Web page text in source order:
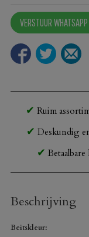
aantal
VERSTUUR
Ruim
Deskundig
Beschrijving
Beitskleur: